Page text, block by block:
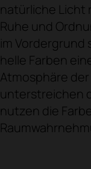
natürliche Licht
Ruhe und
im Vordergrund
helle Farben
Atmosphäre
unterstreichen
nutzen die